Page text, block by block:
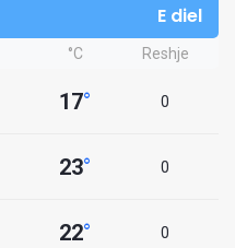
E diel
°C Reshje
17° 0
23° 0
22° 0